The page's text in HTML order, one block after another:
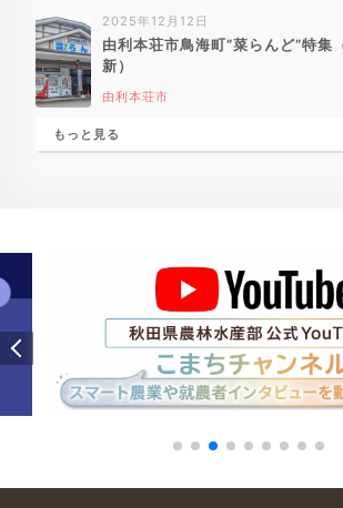
2025年12月12日
由利本荘市鳥海町”菜らんど”特集
新）
由利本荘市
もっと見る